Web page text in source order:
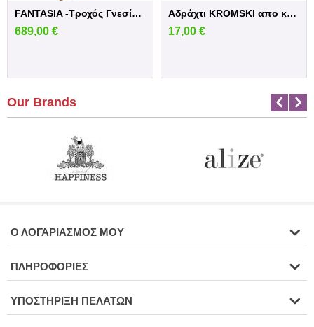
FANTASIA -Τροχός Γνεσίματος με βερνίκι κα...
689,00 €
Αδράχτι KROMSKI απο καρυδιά
17,00 €
Our Brands
Ο ΛΟΓΑΡΙΑΣΜΌΣ ΜΟΥ
ΠΛΗΡΟΦΟΡΊΕΣ
ΥΠΟΣΤΉΡΙΞΗ ΠΕΛΑΤΏΝ